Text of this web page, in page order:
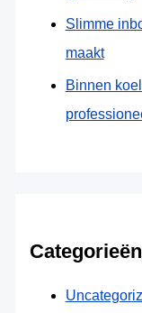
Slimme
maakt
Binnen
Categorieën